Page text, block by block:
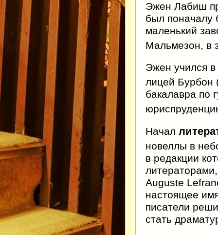
Эжен Лабиш
был поначалу
маленький
Мальмезон, в
Эжен учился
лицей Бурбон
бакалавра по
Начал
новеллы в
в редакции
Auguste
настоящее
писатели
стать